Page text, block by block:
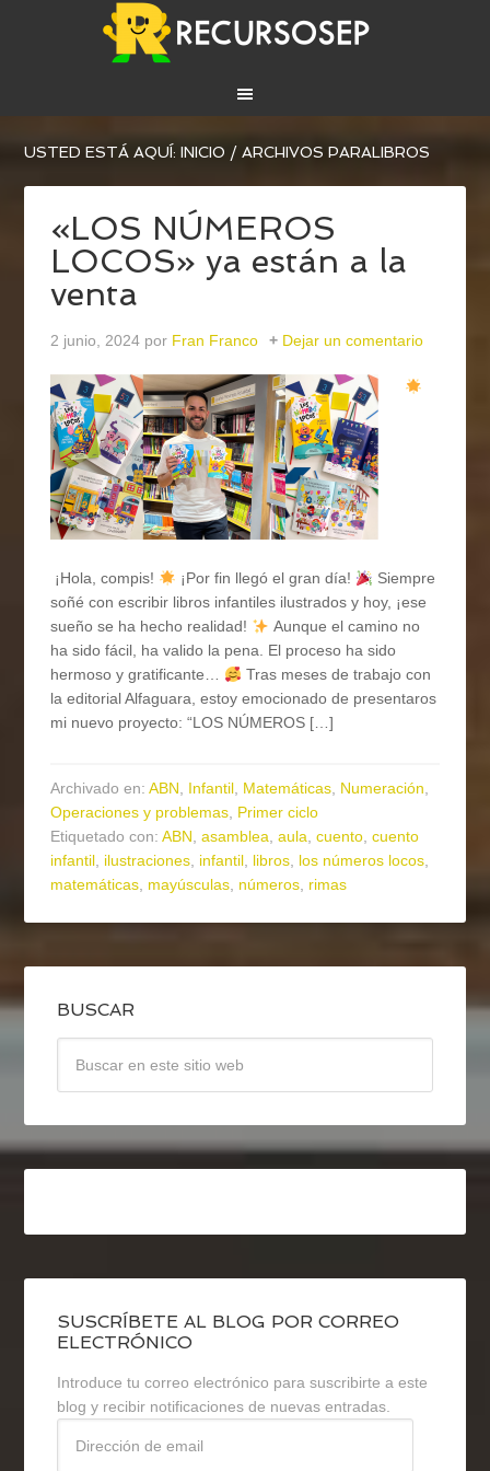
USTED ESTÁ AQUÍ:INICIO / ARCHIVOS PARALIBROS
«LOS NÚMEROS
LOCOS» ya están a la
venta
2 junio, 2024 por Fran Franco Dejar un comentario
¡Hola, compis! ¡Por fin llegó el gran día!
Siempre
soñé con escribir libros infantiles ilustrados y hoy, ¡ese
sueño se ha hecho realidad!
Aunque el camino no
ha sido fácil, ha valido la pena. El proceso ha sido
hermoso y gratificante…
Tras meses de trabajo con
la editorial Alfaguara, estoy emocionado de presentaros
mi nuevo proyecto: “LOS NÚMEROS […]
Archivado en:ABN, Infantil, Matemáticas, Numeración,
Operaciones y problemas, Primer ciclo
Etiquetado con:ABN,asamblea,aula,cuento,cuento
infantil, ilustraciones, infantil, libros, los números locos,
matemáticas, mayúsculas, números, rimas
BUSCAR
SUSCRÍBETE AL BLOG POR CORREO
ELECTRÓNICO
Introduce tu correo electrónico para suscribirte a este
blog y recibir notificaciones de nuevas entradas.